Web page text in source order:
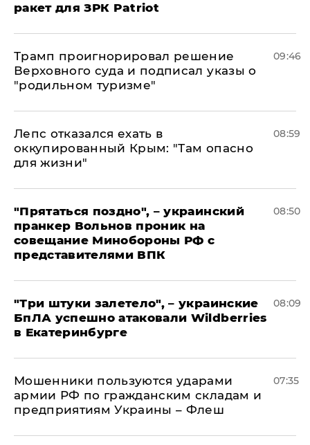
ракет для ЗРК Patriot
Трамп проигнорировал решение
Верховного суда и подписал указы о
"родильном туризме"
09:46
Лепс отказался ехать в
оккупированный Крым: "Там опасно
для жизни"
08:59
"Прятаться поздно", – украинский
пранкер Вольнов проник на
совещание Минобороны РФ с
представителями ВПК
08:50
"Три штуки залетело", – украинские
БпЛА успешно атаковали Wildberries
в Екатеринбурге
08:09
Мошенники пользуются ударами
армии РФ по гражданским складам и
предприятиям Украины – Флеш
07:35